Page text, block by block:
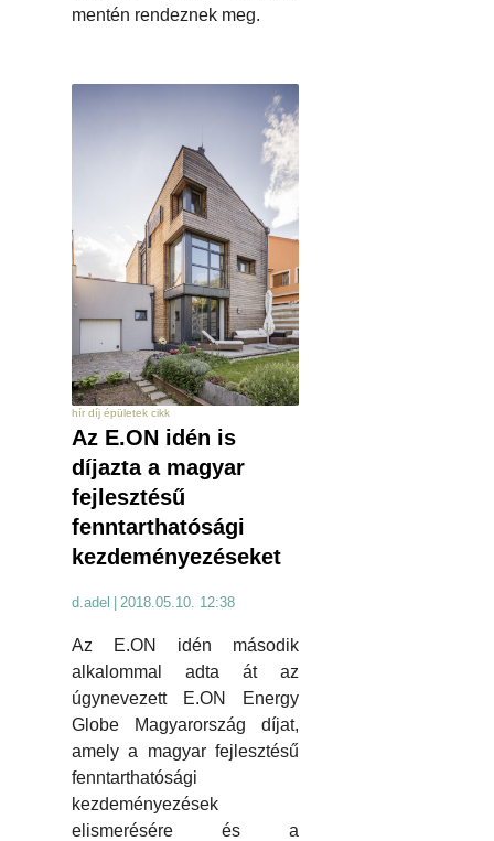
mentén rendeznek meg.
hír díj épületek cikk
Az E.ON idén is
díjazta a magyar
fejlesztésű
fenntarthatósági
kezdeményezéseket
d.adel 2018.05.10. 12:38
Az E.ON idén második
alkalommal adta át az
úgynevezett E.ON Energy
Globe Magyarország díjat,
amely a magyar fejlesztésű
fenntarthatósági
kezdeményezések
elismerésére és a